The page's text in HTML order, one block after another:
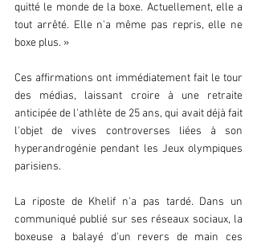
quitté le monde de la boxe. Actuellement, elle a
tout arrêté. Elle n'a même pas repris, elle ne
boxe plus. »
Ces affirmations ont immédiatement fait le tour
des médias, laissant croire à une retraite
anticipée de l'athlète de 25 ans, qui avait déjà fait
l'objet de vives controverses liées à son
hyperandrogénie pendant les Jeux olympiques
parisiens.
La riposte de Khelif n'a pas tardé. Dans un
communiqué publié sur ses réseaux sociaux, la
boxeuse a balayé d'un revers de main ces